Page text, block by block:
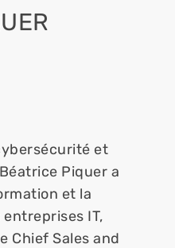
et
Piquer a
et la
IT,
Chief Sales and